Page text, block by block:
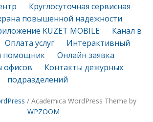
Круглосуточная сервисная
повышенной надежности
KUZET MOBILE
Канал в
Оплата услуг
Интерактивный
помощник
Онлайн заявка
офисов
Контакты дежурных
подразделений
/ Academica WordPress Theme by
WPZOOM